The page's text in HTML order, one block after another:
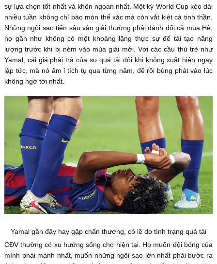
sự lựa chọn tốt nhất và khôn ngoan nhất. Một kỳ World Cup kéo dài
nhiều tuần không chỉ bào mòn thể xác mà còn vắt kiệt cả tinh thần.
Những ngôi sao tiến sâu vào giải thường phải đánh đổi cả mùa Hè,
họ gần như không có một khoảng lặng thực sự để tái tạo năng
lượng trước khi bị ném vào mùa giải mới. Với các cầu thủ trẻ như
Yamal, cái giá phải trả của sự quá tải đôi khi không xuất hiện ngay
lập tức, mà nó âm ỉ tích tụ qua từng năm, để rồi bùng phát vào lúc
không ngờ tới nhất.
Yamal gần đây hay gặp chấn thương, có lẽ do tình trạng quá tải
CĐV thường có xu hướng sống cho hiện tại. Họ muốn đội bóng của
mình phải mạnh nhất, muốn những ngôi sao lớn nhất phải bước ra